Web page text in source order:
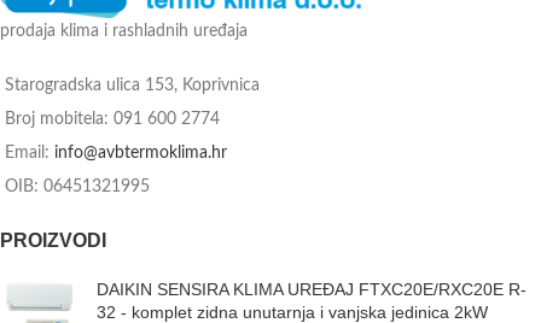
prodaja klima i rashladnih uređaja
Starogradska ulica 153, Koprivnica
Broj mobitela: 091 600 2774
Email: info@avbtermoklima.hr
OIB: 06451321995
PROIZVODI
DAIKIN SENSIRA KLIMA UREĐAJ FTXC20E/RXC20E R-
32 - komplet zidna unutarnja i vanjska jedinica 2kW